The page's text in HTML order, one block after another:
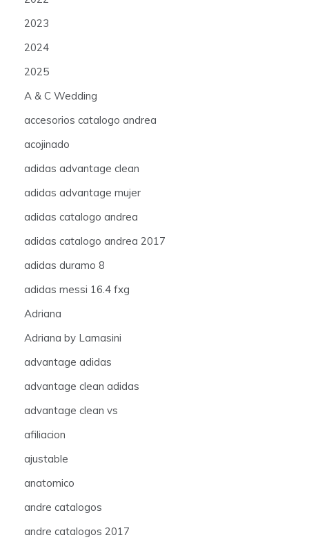
2023
2024
2025
A & C Wedding
accesorios catalogo andrea
acojinado
adidas advantage clean
adidas advantage mujer
adidas catalogo andrea
adidas catalogo andrea 2017
adidas duramo 8
adidas messi 16.4 fxg
Adriana
Adriana by Lamasini
advantage adidas
advantage clean adidas
advantage clean vs
afiliacion
ajustable
anatomico
andre catalogos
andre catalogos 2017